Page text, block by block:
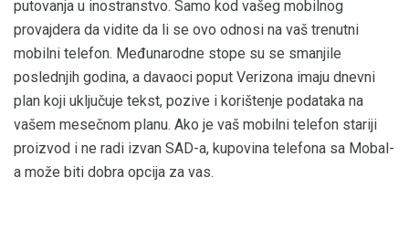
putovanja u inostranstvo. Samo kod vašeg mobilnog
provajdera da vidite da li se ovo odnosi na vaš trenutni
mobilni telefon. Međunarodne stope su se smanjile
poslednjih godina, a davaoci poput Verizona imaju dnevni
plan koji uključuje tekst, pozive i korištenje podataka na
vašem mesečnom planu. Ako je vaš mobilni telefon stariji
proizvod i ne radi izvan SAD-a, kupovina telefona sa Mobal-
a može biti dobra opcija za vas.